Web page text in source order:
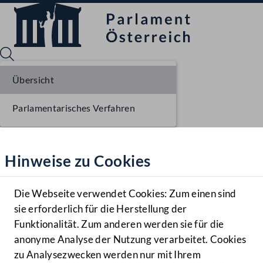
Hilfe
Benutzer
Navigationsmenü öffnen
MENÜ
Hinweise zu Cookies
Die Webseite verwendet Cookies: Zum einen sind
sie erforderlich für die Herstellung der
Funktionalität. Zum anderen werden sie für die
anonyme Analyse der Nutzung verarbeitet. Cookies
zu Analysezwecken werden nur mit Ihrem
Übersicht
Parlamentarisches Verfahren